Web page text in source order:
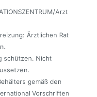
Arzt
Ärztlichen Rat
schützen. Nicht
gemäß den
Vorschriften